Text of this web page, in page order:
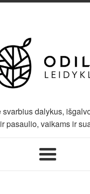
svarbius dalykus,
pasaulio, vaikams ir
Meniu